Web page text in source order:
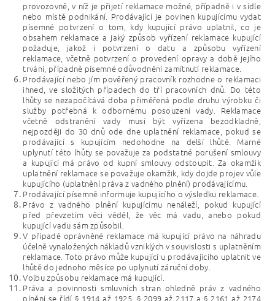
provozovně, v níž je přijetí reklamace možné, případně i v sídle
nebo místě podnikání. Prodávající je povinen kupujícímu vydat
písemné potvrzení o tom, kdy kupující právo uplatnil, co je
obsahem reklamace a jaký způsob vyřízení reklamace kupující
požaduje, jakož i potvrzení o datu a způsobu vyřízení
reklamace, včetně potvrzení o provedení opravy a době jejího
trvání, případně písemné odůvodnění zamítnutí reklamace.
Prodávající nebo jím pověřený pracovník rozhodne o reklamaci
ihned, ve složitých případech do tří pracovních dnů. Do této
lhůty se nezapočítává doba přiměřená podle druhu výrobku či
služby potřebná k odbornému posouzení vady. Reklamace
včetně odstranění vady musí být vyřízena bezodkladně,
nejpozději do 30 dnů ode dne uplatnění reklamace, pokud se
prodávající s kupujícím nedohodne na delší lhůtě. Marné
uplynutí této lhůty se považuje za podstatné porušení smlouvy
a kupující má právo od kupní smlouvy odstoupit. Za okamžik
uplatnění reklamace se považuje okamžik, kdy dojde projev vůle
kupujícího (uplatnění práva z vadného plnění) prodávajícímu.
Prodávající písemně informuje kupujícího o výsledku reklamace.
Právo z vadného plnění kupujícímu nenáleží, pokud kupující
před převzetím věci věděl, že věc má vadu, anebo pokud
kupující vadu sám způsobil.
V případě oprávněné reklamace má kupující právo na náhradu
účelně vynaložených nákladů vzniklých v souvislosti s uplatněním
reklamace. Toto právo může kupující u prodávajícího uplatnit ve
lhůtě do jednoho měsíce po uplynutí záruční doby.
Volbu způsobu reklamace má kupující.
Práva a povinnosti smluvních stran ohledně práv z vadného
plnění se řídí § 1914 až 1925, § 2099 až 2117 a § 2161 až 2174